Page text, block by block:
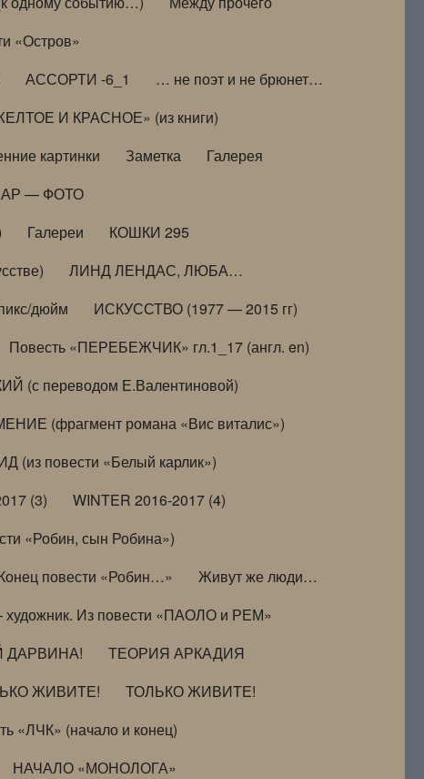
«Остров»
АССОРТИ -6_1
… не поэт и не брюнет…
И КРАСНОЕ» (из книги)
картинки Заметка
Галерея
— ФОТО
Галереи
КОШКИ 295
ЛИНД ЛЕНДАС, ЛЮБА…
дюйм
ИСКУССТВО (1977 — 2015 гг)
Повесть «ПЕРЕБЕЖЧИК» гл.1_17 (англ. en)
(с переводом Е.Валентиновой)
(фрагмент романа «Вис виталис»)
(из повести «Белый карлик»)
(3)
WINTER 2016-2017 (4)
«Робин, сын Робина»)
повести «Робин…»
Живут же люди…
Из повести «ПАОЛО и РЕМ»
ДАРВИНА!
ТЕОРИЯ АРКАДИЯ
ЖИВИТЕ!
ТОЛЬКО ЖИВИТЕ!
«ЛЧК» (начало и конец)
НАЧАЛО «МОНОЛОГА»